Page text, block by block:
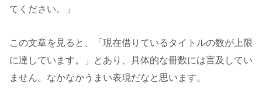
てください。」
この文章を見ると、「現在借りているタイトルの数が上限
に達しています。」とあり、具体的な冊数には言及してい
ません。なかなかうまい表現だなと思います。